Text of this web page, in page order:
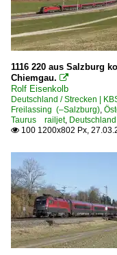
Planzüge | Züge
Achensee
Antonin
Emona
Gustav
Hochkönig
Regional- und
EC
EN
1116 220 aus Salzburg
Chiemgau. 
Rolf Eisenkolb
Deutschland / Strecken |
Freilassing (–Salzburg),
Taurus railjet,
 100 1200x802 Px,